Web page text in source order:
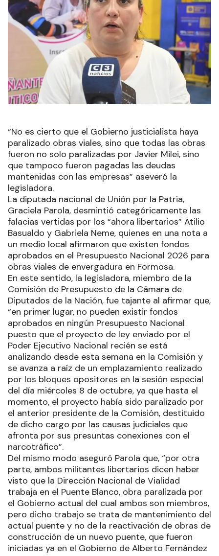
“No es cierto que el Gobierno justicialista haya
paralizado obras viales, sino que todas las obras
fueron no solo paralizadas por Javier Milei, sino
que tampoco fueron pagadas las deudas
mantenidas con las empresas” aseveró la
legisladora.
La diputada nacional de Unión por la Patria,
Graciela Parola, desmintió categóricamente las
falacias vertidas por los “ahora libertarios” Atilio
Basualdo y Gabriela Neme, quienes en una nota a
un medio local afirmaron que existen fondos
aprobados en el Presupuesto Nacional 2026 para
obras viales de envergadura en Formosa.
En este sentido, la legisladora, miembro de la
Comisión de Presupuesto de la Cámara de
Diputados de la Nación, fue tajante al afirmar que,
“en primer lugar, no pueden existir fondos
aprobados en ningún Presupuesto Nacional
puesto que el proyecto de ley enviado por el
Poder Ejecutivo Nacional recién se está
analizando desde esta semana en la Comisión y
se avanza a raíz de un emplazamiento realizado
por los bloques opositores en la sesión especial
del día miércoles 8 de octubre, ya que hasta el
momento, el proyecto había sido paralizado por
el anterior presidente de la Comisión, destituido
de dicho cargo por las causas judiciales que
afronta por sus presuntas conexiones con el
narcotráfico”.
Del mismo modo aseguró Parola que, “por otra
parte, ambos militantes libertarios dicen haber
visto que la Dirección Nacional de Vialidad
trabaja en el Puente Blanco, obra paralizada por
el Gobierno actual del cual ambos son miembros,
pero dicho trabajo se trata de mantenimiento del
actual puente y no de la reactivación de obras de
construcción de un nuevo puente, que fueron
iniciadas ya en el Gobierno de Alberto Fernández